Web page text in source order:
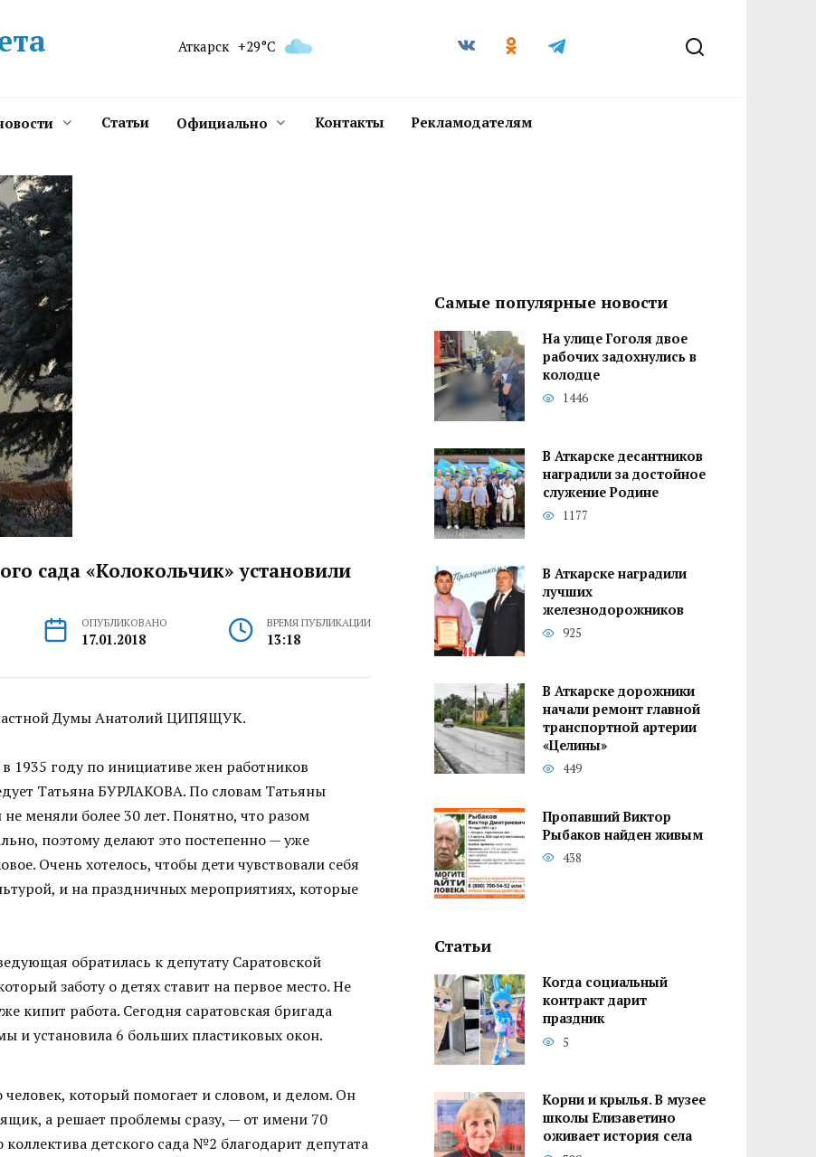
Аткарск +29°C
Статьи Официально Контакты Рекламодателям
сада «Колокольчик» установили
ОПУБЛИКОВАНО
17.01.2018
ВРЕМЯ ПУБЛИКАЦИИ
13:18
Думы Анатолий ЦИПЯЩУК.
1935 году по инициативе жен работников
Татьяна БУРЛАКОВА. По словам Татьяны
меняли более 30 лет. Понятно, что разом
поэтому делают это постепенно — уже
Очень хотелось, чтобы дети чувствовали себя
и на праздничных мероприятиях, которые
обратилась к депутату Саратовской
заботу о детях ставит на первое место. Не
кипит работа. Сегодня саратовская бригада
и установила 6 больших пластиковых окон.
который помогает и словом, и делом. Он
а решает проблемы сразу, — от имени 70
детского сада №2 благодарит депутата
Самые популярные новости
На улице Гоголя двое
рабочих задохнулись в
колодце
1446
В Аткарске десантников
наградили за достойное
служение Родине
1177
В Аткарске наградили
лучших
железнодорожников
925
В Аткарске дорожники
начали ремонт главной
транспортной артерии
«Целины»
449
Пропавший Виктор
Рыбаков найден живым
438
Статьи
Когда социальный
контракт дарит
праздник
5
Корни и крылья. В музее
школы Елизаветино
оживает история села